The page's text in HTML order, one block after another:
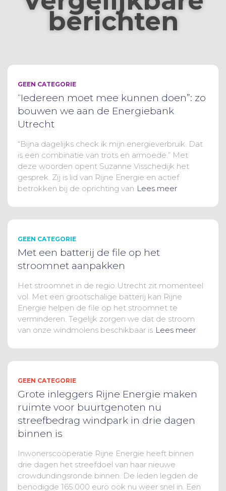
berichten
GEEN CATEGORIE
“Iedereen moet mee kunnen doen”: zo
bouwen we aan de Energiebank
Utrecht
“Bijna dagelijks check ik mijn energieverbruik. Dat
is een combinatie van trots en armoede.” Met
deze woorden opent Suzanne Visschedijk het
gesprek. Zij is lid van Rijne Energie en actief
betrokken bij de oprichting van Lees meer
GEEN CATEGORIE
Met een batterij de file op het
stroomnet aanpakken
Het stroomnet in de regio Utrecht zit momenteel
vol. Met een grootschalige batterij kan Rijne
Energie helpen de file op het stroomnet te
verminderen. Tegelijk zorgen we dat de stroom
van onze windmolens beschikbaar is Lees meer
GEEN CATEGORIE
Grote inleggers Rijne Energie maken
ruimte voor buurtgenoten nu
streefbedrag windpark in drie dagen
binnen is
Inwonerscoöperatie Rijne Energie heeft binnen
drie dagen het streefdoel van haar nieuwe
crowdundingsronde binnen. De leden legden de
benodigde 165.000 euro ook nu weer snel in. Een